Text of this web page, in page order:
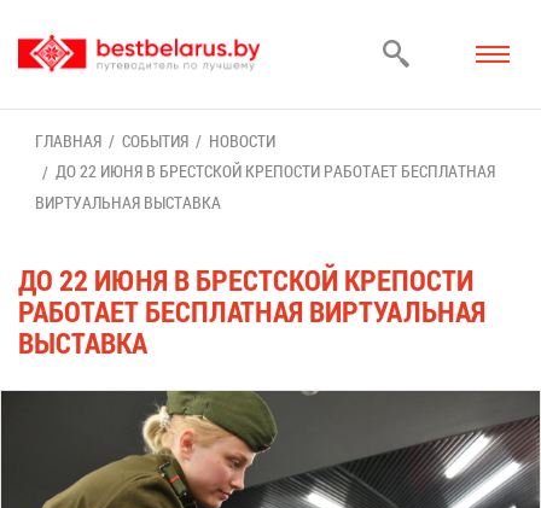
ГЛАВ­НАЯ СО­БЫ­ТИЯ
НО­ВО­СТИ
ДО 22 ИЮНЯ В БРЕСТ­СКОЙ КРЕ­ПО­СТИ РА­БО­ТА­ЕТ БЕС­ПЛАТ­НАЯ
ВИР­ТУ­АЛЬ­НАЯ ВЫ­СТАВ­КА
ДО 22 ИЮНЯ В БРЕСТ­СКОЙ КРЕ­ПО­СТИ
РА­БО­ТА­ЕТ БЕС­ПЛАТ­НАЯ ВИР­ТУ­АЛЬ­НАЯ
ВЫ­СТАВ­КА